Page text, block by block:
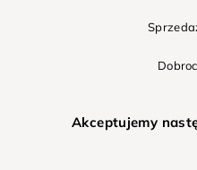
Akceptujemy